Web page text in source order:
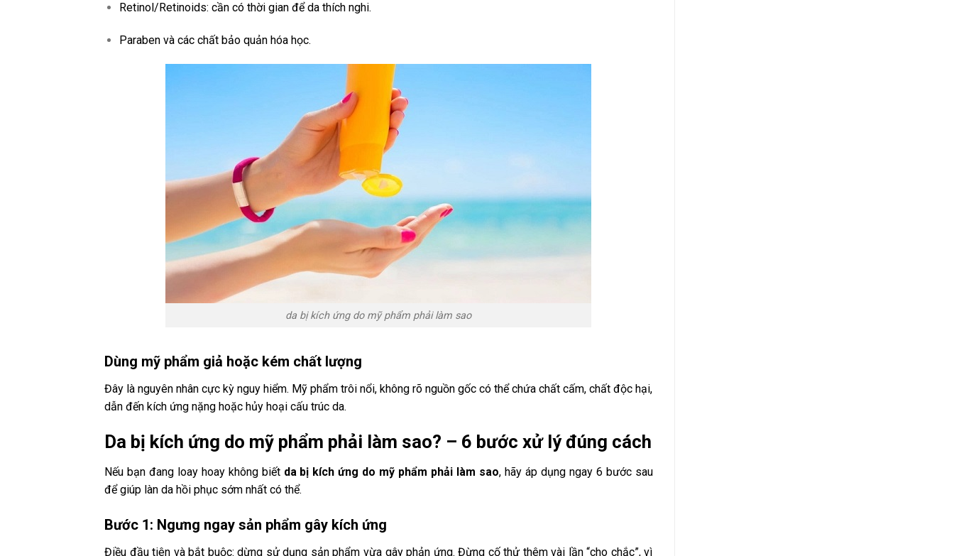
Retinol/Retinoids: cần có thời gian để da thích nghi.
Paraben và các chất bảo quản hóa học.
da bị kích ứng do mỹ phẩm phải làm sao
Dùng mỹ phẩm giả hoặc kém chất lượng
Đây là nguyên nhân cực kỳ nguy hiểm. Mỹ phẩm trôi nổi, không rõ nguồn gốc có thể chứa chất cấm, chất độc hại,
dẫn đến kích ứng nặng hoặc hủy hoại cấu trúc da.
Da bị kích ứng do mỹ phẩm phải làm sao? – 6 bước xử lý đúng cách
Nếu bạn đang loay hoay không biết da bị kích ứng do mỹ phẩm phải làm sao, hãy áp dụng ngay 6 bước sau
để giúp làn da hồi phục sớm nhất có thể.
Bước 1: Ngưng ngay sản phẩm gây kích ứng
Điều đầu tiên và bắt buộc: dừng sử dụng sản phẩm vừa gây phản ứng. Đừng cố thử thêm vài lần “cho chắc”, vì